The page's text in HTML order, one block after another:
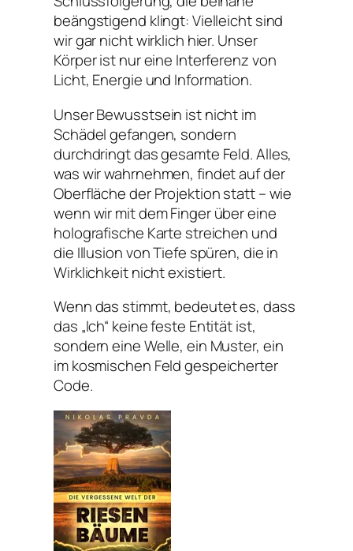
beängstigend klingt: Vielleicht sind
wir gar nicht wirklich hier. Unser
Körper ist nur eine Interferenz von
Licht, Energie und Information.
Unser Bewusstsein ist nicht im
Schädel gefangen, sondern
durchdringt das gesamte Feld. Alles,
was wir wahrnehmen, findet auf der
Oberfläche der Projektion statt – wie
wenn wir mit dem Finger über eine
holografische Karte streichen und
die Illusion von Tiefe spüren, die in
Wirklichkeit nicht existiert.
Wenn das stimmt, bedeutet es, dass
das „Ich“ keine feste Entität ist,
sondern eine Welle, ein Muster, ein
im kosmischen Feld gespeicherter
Code.